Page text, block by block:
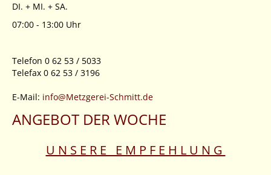
DI. + MI. + SA.
07:00 - 13:00 Uhr
Telefon 0 62 53 / 5033
Telefax 0 62 53 / 3196
E-Mail: info@Metzgerei-Schmitt.de
ANGEBOT DER WOCHE
U N S E R E E M P F E H L U N G